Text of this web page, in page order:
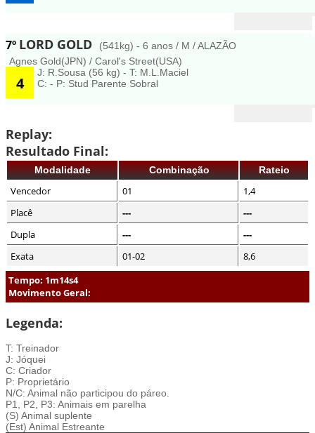
7º LORD GOLD
(541kg) - 6 anos / M / ALAZÃO
Agnes Gold(JPN) / Carol's Street(USA)
4
J: R.Sousa (56 kg) - T: M.L.Maciel
C: - P: Stud Parente Sobral
Replay:
Resultado Final:
Modalidade Combinação Rateio
Vencedor 01
1,4
Placê
---
---
Dupla
---
---
Exata
01-02
8,6
Tempo: 1m14s4
Movimento Geral:
Legenda:
T: Treinador
J: Jóquei
C: Criador
P: Proprietário
N/C: Animal não participou do páreo.
P1, P2, P3: Animais em parelha
(S) Animal suplente
(Est) Animal Estreante